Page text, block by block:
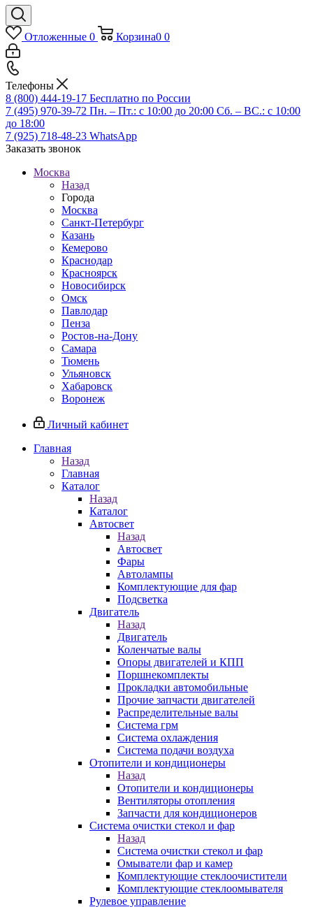
Отложенные 0 Корзина0 0
Телефоны
8 (800) 444-19-17 Бесплатно по России
7 (495) 970-39-72 Пн. – Пт.: с 10:00 до 20:00 Сб. – ВС.: c 10:00
до 18:00
7 (925) 718-48-23 WhatsApp
Заказать звонок
Москва
Назад
Города
Москва
Санкт-Петербург
Казань
Кемерово
Краснодар
Красноярск
Новосибирск
Омск
Павлодар
Пенза
Ростов-на-Дону
Самара
Тюмень
Ульяновск
Хабаровск
Воронеж
Личный кабинет
Главная
Назад
Главная
Каталог
Назад
Каталог
Автосвет
Назад
Автосвет
Фары
Автолампы
Комплектующие для фар
Подсветка
Двигатель
Назад
Двигатель
Коленчатые валы
Опоры двигателей и КПП
Поршнекомплекты
Прокладки автомобильные
Прочие запчасти двигателей
Распределительные валы
Система грм
Система охлаждения
Система подачи воздуха
Отопители и кондиционеры
Назад
Отопители и кондиционеры
Вентиляторы отопления
Запчасти для кондиционеров
Система очистки стекол и фар
Назад
Система очистки стекол и фар
Омыватели фар и камер
Комплектующие стеклоочистители
Комплектующие стеклоомывателя
Рулевое управление